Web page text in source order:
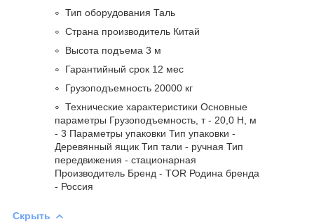
Тип оборудования Таль
Страна производитель Китай
Высота подъема 3 м
Гарантийный срок 12 мес
Грузоподъемность 20000 кг
Технические характеристики Основные
параметры Грузоподъемность, т - 20,0 Н, м
- 3 Параметры упаковки Тип упаковки -
Деревянный ящик Тип тали - ручная Тип
передвижения - стационарная
Производитель Бренд - TOR Родина бренда
- Россия
Скрыть